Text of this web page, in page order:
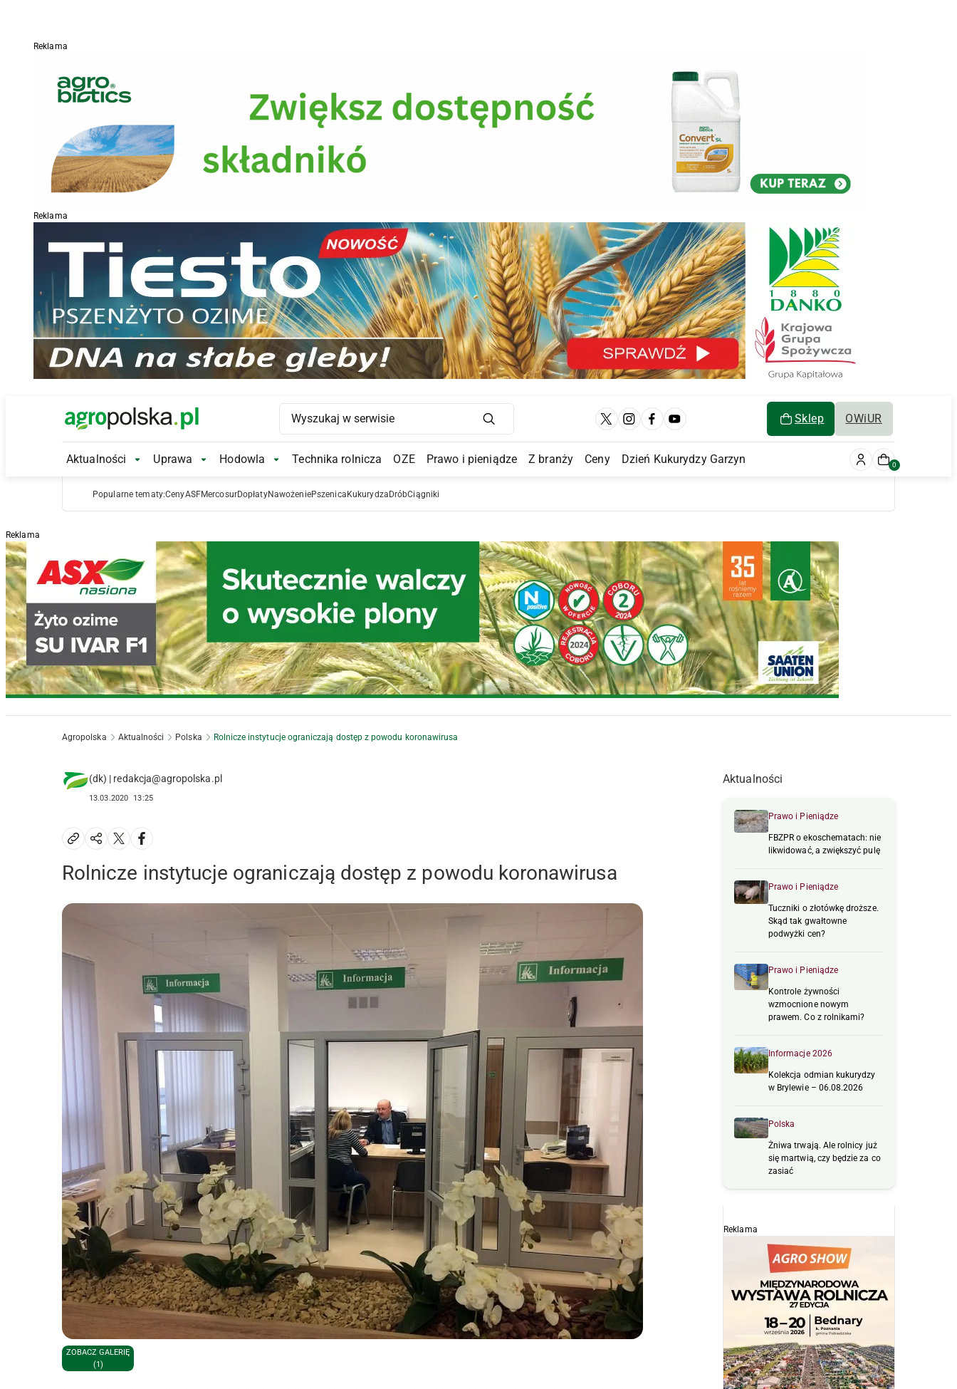
Reklama
Reklama
Main Logo Sklep OWiUR
Main Navigation
Aktualności Aktualności Submenu
Uprawa Uprawa Submenu
Hodowla Hodowla Submenu
Technika rolnicza OZE Prawo i pieniądze Z branży Ceny Dzień Kukurydzy Garzyn 0
Popularne tematy:CenyASFMercosurDopłatyNawożeniePszenica Kukurydza DróbCiągniki
Reklama
Agropolska Aktualności Polska Rolnicze instytucje ograniczają dostęp z powodu koronawirusa
(dk) | redakcja@agropolska.pl
13.03.2020 13:25
Rolnicze instytucje ograniczają dostęp z powodu koronawirusa
ZOBACZ GALERIĘ
(1)
Aktualności
Prawo i Pieniądze
FBZPR o ekoschematach: nie
likwidować, a zwiększyć pulę
Prawo i Pieniądze
Tuczniki o złotówkę droższe.
Skąd tak gwałtowne
podwyżki cen?
Prawo i Pieniądze
Kontrole żywności
wzmocnione nowym
prawem. Co z rolnikami?
Informacje 2026
Kolekcja odmian kukurydzy
w Brylewie – 06.08.2026
Polska
Żniwa trwają. Ale rolnicy już
się martwią, czy będzie za co
zasiać
Reklama